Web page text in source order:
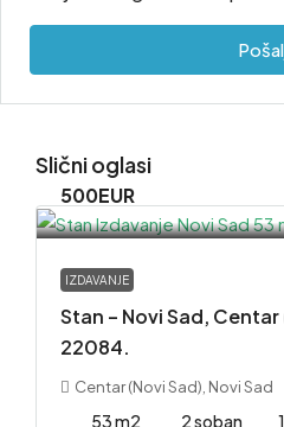
Slični oglasi
500EUR
IZDAVANJE
Stan – Novi Sad, Centar
22084.
Centar (Novi Sad), Novi Sad
53 m2 2 soban